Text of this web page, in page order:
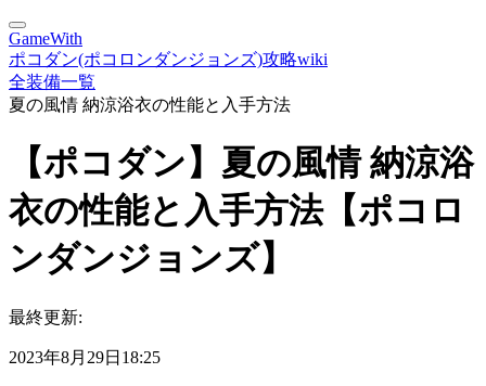
GameWith
ポコダン(ポコロンダンジョンズ)攻略wiki
全装備一覧
夏の風情 納涼浴衣の性能と入手方法
【ポコダン】夏の風情 納涼浴
衣の性能と入手方法【ポコロ
ンダンジョンズ】
最終更新:
2023年8月29日18:25